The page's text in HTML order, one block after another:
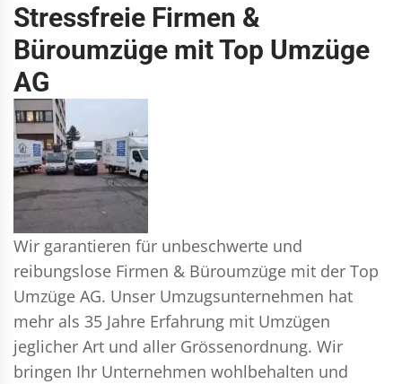
Stressfreie Firmen &
Büroumzüge mit Top Umzüge
AG
Wir garantieren für unbeschwerte und
reibungslose Firmen & Büroumzüge mit der Top
Umzüge AG. Unser Umzugsunternehmen hat
mehr als 35 Jahre Erfahrung mit Umzügen
jeglicher Art und aller Grössenordnung. Wir
bringen Ihr Unternehmen wohlbehalten und